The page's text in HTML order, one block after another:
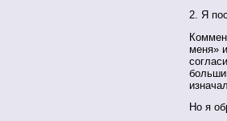
2. Я
меня»
Но я